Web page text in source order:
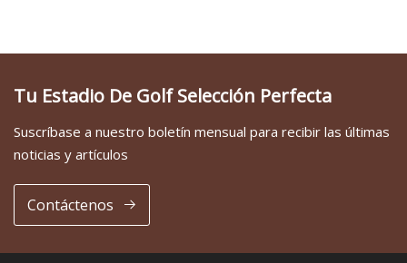
Tu Estadio De Golf Selección Perfecta
Suscríbase a nuestro boletín mensual para recibir las últimas
noticias y artículos
Contáctenos